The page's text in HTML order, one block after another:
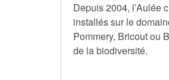
Depuis 2004, l’Aulée
installés sur le
Pommery, Bricout ou
de la biodiversité.